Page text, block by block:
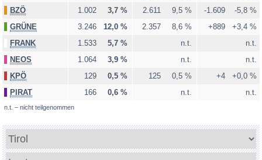
n.t. – nicht teilgenommen
BZÖ
1.002 3,7 % 2.611 9,5 % -1.609
-5,8 %
GRÜNE
3.246 12,0 % 2.357 8,6 % +889
+3,4 %
FRANK
1.533 5,7 % n.t.
n.t.
NEOS
1.064 3,9 % n.t.
n.t.
KPÖ
129 0,5 % 125 0,5 % +4
+0,0 %
PIRAT
166 0,6 % n.t. n.t.
Bundesland